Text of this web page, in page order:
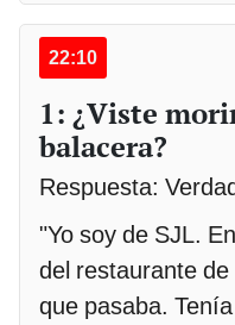
22:10
1: ¿Viste
balacera?
Respuesta:
"Yo soy de SJL.
del restaurante
que pasaba.